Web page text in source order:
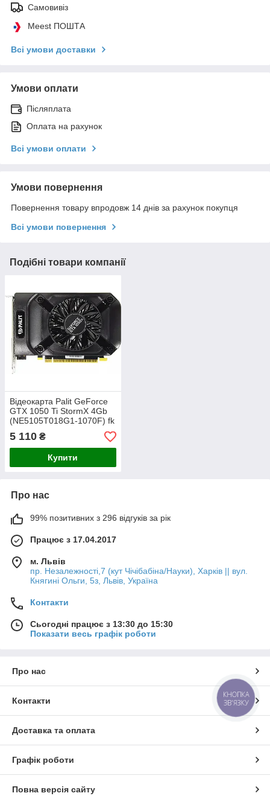
Самовивіз
Meest ПОШТА
Всі умови доставки
Умови оплати
Післяплата
Оплата на рахунок
Всі умови оплати
Умови повернення
Повернення товару впродовж 14 днів за рахунок покупця
Всі умови повернення
Подібні товари компанії
Відеокарта Palit GeForce
GTX 1050 Ti StormX 4Gb
(NE5105T018G1-1070F) fk
5 110 ₴
Купити
Про нас
99% позитивних з 296 відгуків за рік
Працює з 17.04.2017
м. Львів
пр. Незалежності,7 (кут Чічібабіна/Науки), Харків || вул.
Княгині Ольги, 5з, Львів, Україна
Контакти
Сьогодні працює з 13:30 до 15:30
Показати весь графік роботи
Про нас
Контакти
Доставка та оплата
Графік роботи
Повна версія сайту
КНОПКА
ЗВ'ЯЗКУ